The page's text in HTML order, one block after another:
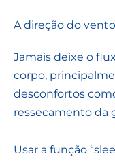
A direção do
Jamais deixe o
corpo,
desconfortos
ressecamento da
Usar a função